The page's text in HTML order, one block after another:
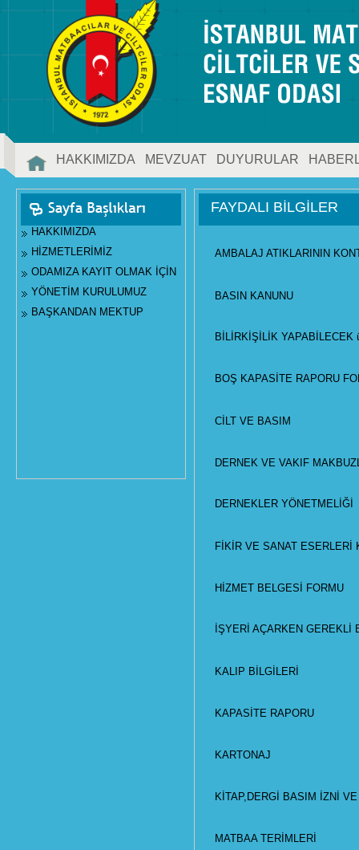
HAKKIMIZDA MEVZUAT DUYURULAR
İLETİŞİM
HAKKIMIZDA
HİZMETLERİMİZ
ODAMIZA KAYIT OLMAK İÇİN
YÖNETİM KURULUMUZ
BAŞKANDAN MEKTUP
FAYDALI BİLGİLER
AMBALAJ ATIKLARININ
BASIN KANUNU
BİLİRKİŞİLİK
BOŞ KAPASİTE RAPORU
CİLT VE BASIM
DERNEK VE VAKIF
DERNEKLER YÖNETMELİĞİ
FİKİR VE SANAT ESERLERİ
HİZMET BELGESİ FORMU
İŞYERİ AÇARKEN GEREKLİ
KALIP BİLGİLERİ
KAPASİTE RAPORU
KARTONAJ
KİTAP,DERGİ BASIM İZNİ
MATBAA TERİMLERİ